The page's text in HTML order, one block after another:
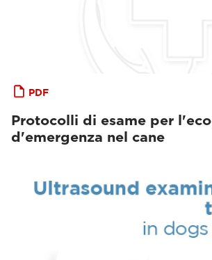
PDF
Protocolli di esame per
d'emergenza nel cane